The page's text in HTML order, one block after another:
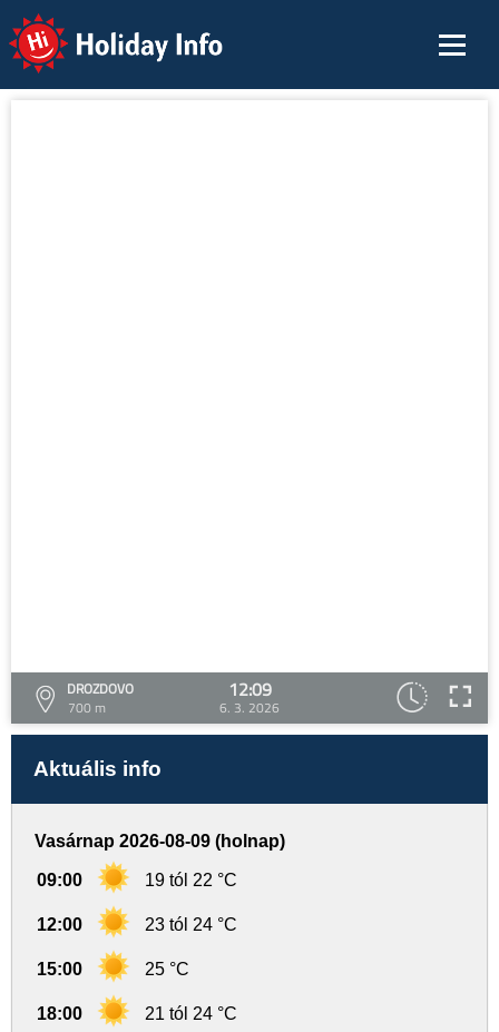
Holiday Info
DROZDOVO
700 m
12:09
6. 3. 2026
Aktuális info
Vasárnap 2026-08-09 (holnap)
09:00 19 tól 22 °C
12:00 23 tól 24 °C
15:00 25 °C
18:00 21 tól 24 °C